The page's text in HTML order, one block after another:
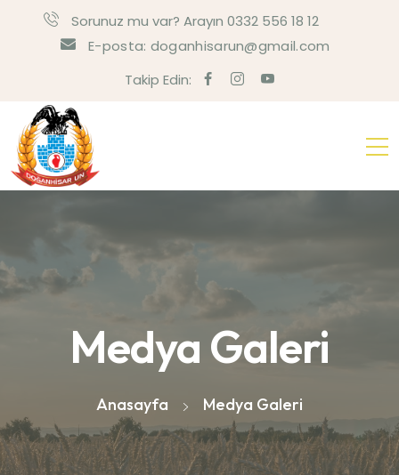
Sorunuz mu var? Arayın 0332 556 18 12
E-posta: doganhisarun@gmail.com
Takip Edin:
Medya Galeri
Anasayfa Medya Galeri